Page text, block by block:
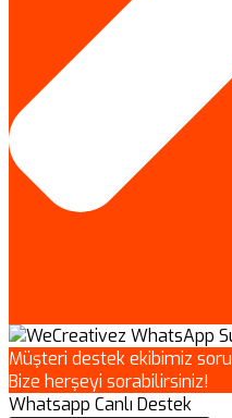
Müşteri destek ekibimiz
Bize herşeyi sorabilirsiniz!
Whatsapp Canlı Destek